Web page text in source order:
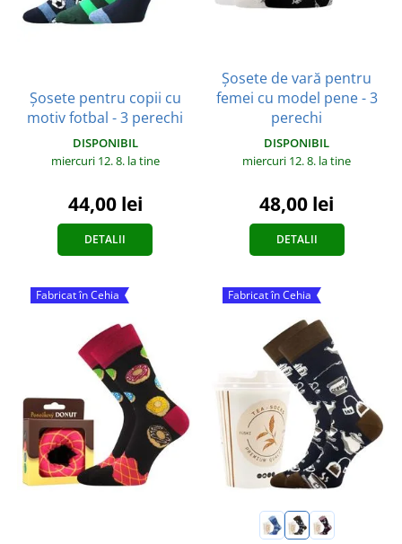
Șosete pentru copii cu
motiv fotbal - 3 perechi
DISPONIBIL
miercuri 12. 8. la tine
44,00 lei
DETALII
Șosete de vară pentru
femei cu model pene - 3
perechi
DISPONIBIL
miercuri 12. 8. la tine
48,00 lei
DETALII
Fabricat în Cehia Fabricat în Cehia